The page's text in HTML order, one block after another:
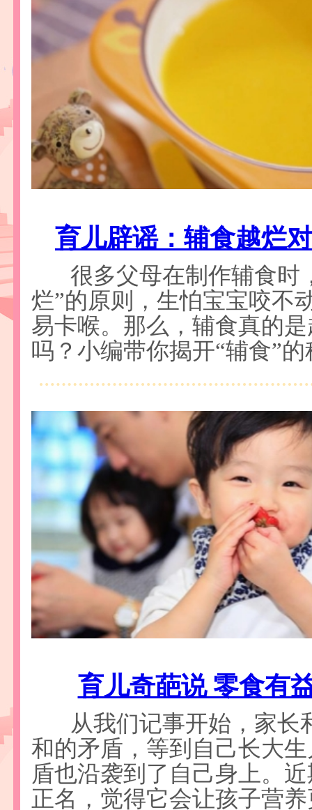
育儿辟谣：辅食越烂
很多父母在制作辅食时
烂”的原则，生怕宝宝咬不
易卡喉。那么，辅食真的
吗？小编带你揭开“辅食”
育儿奇葩说 零食有
从我们记事开始，家长
和的矛盾，等到自己长大
盾也沿袭到了自己身上。
正名，觉得它会让孩子营